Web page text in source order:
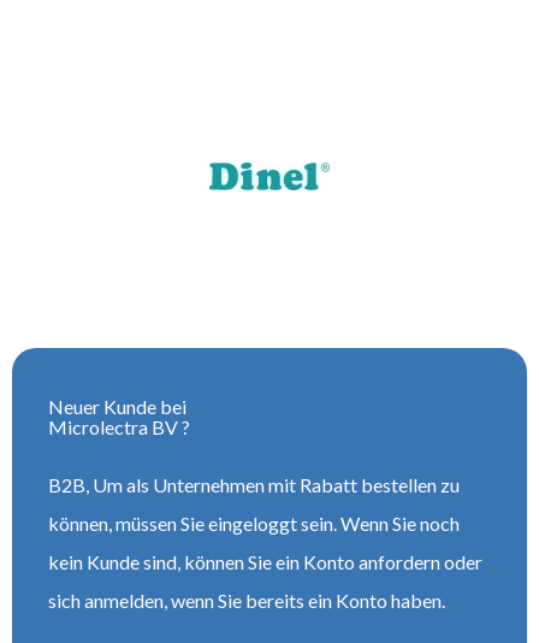
Neuer Kunde bei
Microlectra BV ?
B2B, Um als Unternehmen mit Rabatt bestellen zu
können, müssen Sie eingeloggt sein. Wenn Sie noch
kein Kunde sind, können Sie ein Konto anfordern oder
sich anmelden, wenn Sie bereits ein Konto haben.